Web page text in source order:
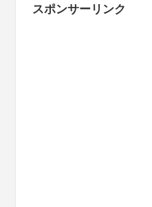
ブ
スポンサーリンク